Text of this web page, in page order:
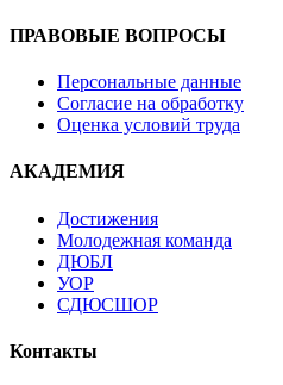
ПРАВОВЫЕ ВОПРОСЫ
Персональные данные
Согласие на обработку
Оценка условий труда
АКАДЕМИЯ
Достижения
Молодежная команда
ДЮБЛ
УОР
СДЮСШОР
Контакты